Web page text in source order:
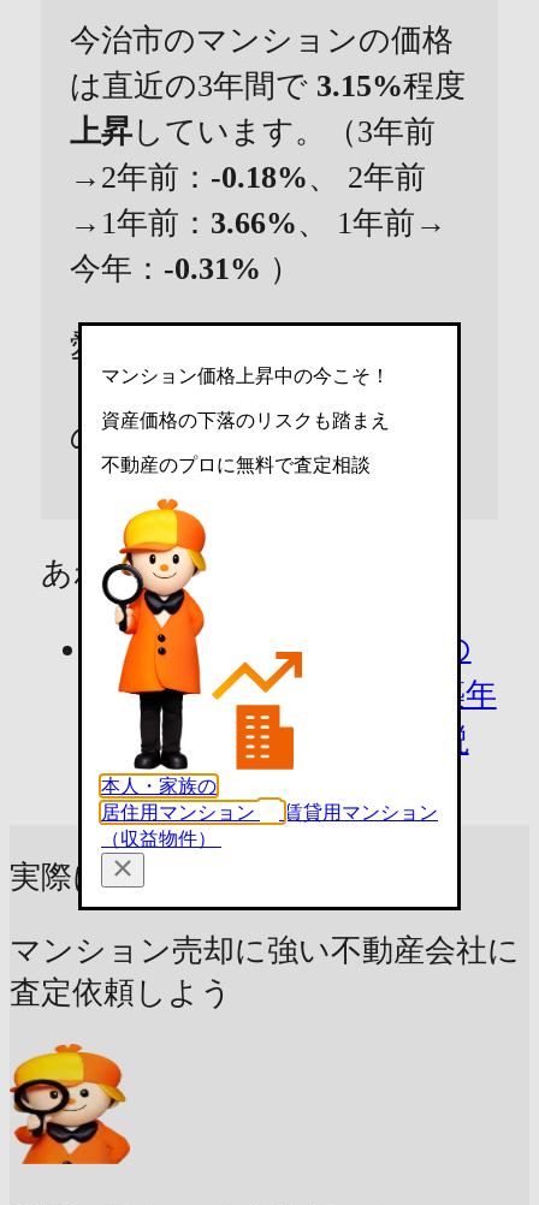
今治市のマンションの価格
は直近の3年間で 3.15%程度
上昇しています。（3年前
→2年前： -0.18%、 2年前
→1年前： 3.66%、 1年前→
今年： -0.31% ）
愛媛県の直近3年間の変動
13.68%）に比べ、低め
の水準です。
あわせて読みたい
【2026年版】マンションの
売却相場は？主要都市・築年
数別の価格や調べ方を解説
実際にいくらで売れる？
マンション売却に強い不動産会社に
査定依頼しよう
マンション価格上昇中の今こそ！
資産価格の下落のリスクも踏まえ
不動産のプロに無料で査定相談
本人・家族の
居住用マンション
賃貸用マンション
（収益物件）